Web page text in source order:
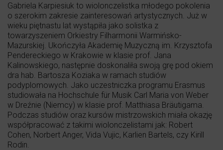
Gabriela Karpiesiuk to wiolonczelistka młodego pokolenia
o szerokim zakresie zainteresowań artystycznych. Już w
wieku piętnastu lat wystąpiła jako solistka z
towarzyszeniem Orkiestry Filharmonii Warmińsko-
Mazurskiej. Ukończyła Akademię Muzyczną im. Krzysztofa
Pendereckiego w Krakowie w klasie prof. Jana
Kalinowskiego, następnie doskonaliła swoją grę pod okiem
dra hab. Bartosza Koziaka w ramach studiów
podyplomowych. Jako uczestniczka programu Erasmus
studiowała na Hochschule für Musik Carl Maria von Weber
w Dreźnie (Niemcy) w klasie prof. Matthiasa Bräutigama.
Podczas studiów oraz kursów mistrzowskich miała okazję
współpracować z takimi wiolonczelistami jak: Robert
Cohen, Norbert Anger, Vida Vujic, Karlien Bartels, czy Kirill
Rodin.